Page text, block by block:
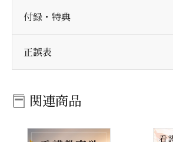
付録・特典
正誤表
関連商品